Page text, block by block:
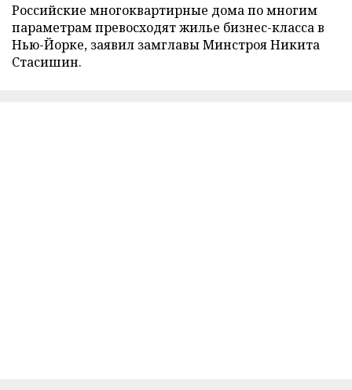
Российские многоквартирные дома по многим
параметрам превосходят жилье бизнес-класса в
Нью-Йорке, заявил замглавы Минстроя Никита
Стасишин.